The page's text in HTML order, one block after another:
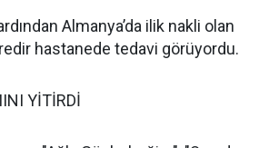
Almanya’da ilik nakli olan
hastanede tedavi görüyordu.
YİTİRDİ